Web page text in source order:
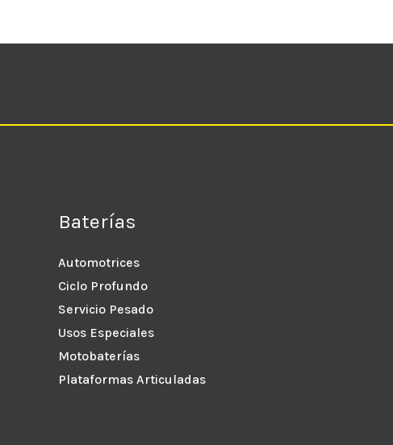
Baterías
Automotrices
Ciclo Profundo
Servicio Pesado
Usos Especiales
Motobaterías
Plataformas Articuladas